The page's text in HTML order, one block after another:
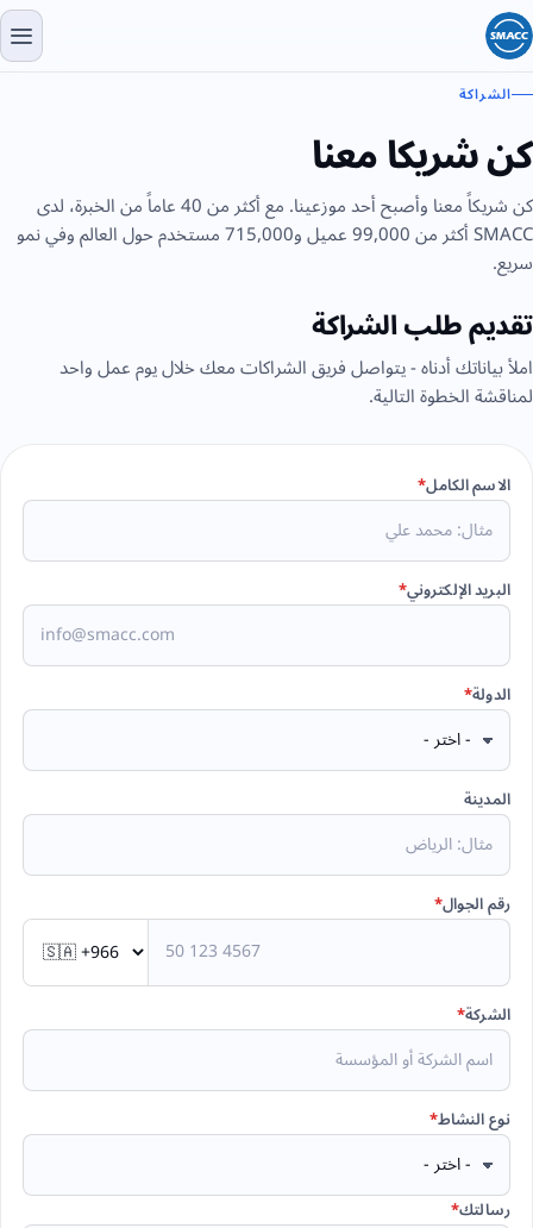
الشراكة
كن شريكا معنا
كن شريكاً معنا وأصبح أحد موزعينا. مع أكثر من 40 عاماً من الخبرة، لدى
SMACC أكثر من 99,000 عميل و715,000 مستخدم حول العالم وفي نمو
سريع.
تقديم طلب الشراكة
املأ بياناتك أدناه - يتواصل فريق الشراكات معك خلال يوم عمل واحد
لمناقشة الخطوة التالية.
الاسم الكامل*
البريد الإلكتروني*
الدولة*
المدينة
رقم الجوال*
الشركة*
نوع النشاط*
رسالتك*